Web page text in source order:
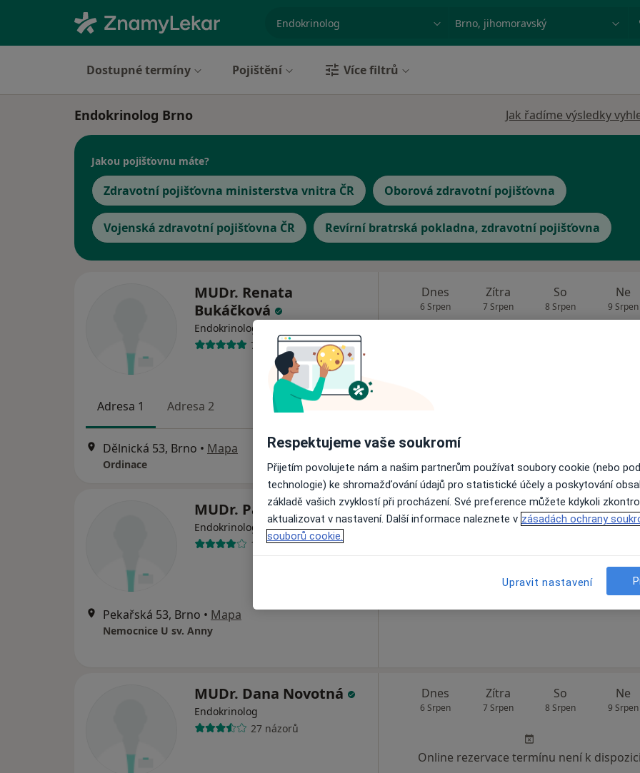
Město nebo region
Dostupné termíny Pojištění Více filtrů
Endokrinolog Brno Jak řadíme výsledky
Jakou pojišťovnu máte?
Zdravotní pojišťovna ministerstva vnitra ČR Oborová zdravotní pojišťovna
Vojenská zdravotní pojišťovna ČR Revírní bratrská pokladna, zdravotní pojišťovna
MUDr. Renata
Bukáčková
Endokrinolog
7 názorů
Adresa 1 Adresa 2
Dělnická 53, Brno • Mapa
Ordinace
Dnes
6 Srpen
Zítra
7 Srpen
So
8 Srpen
Ne
9 Srpen
MUDr. Pavla Orbanová
Endokrinolog
10 názorů
Pekařská 53, Brno • Mapa
Nemocnice U sv. Anny
Dnes
6 Srpen
Zítra
7 Srpen
So
8 Srpen
Ne
9 Srpen
Online rezervace termínu není k
MUDr. Dana Novotná
Endokrinolog
27 názorů
Dnes
6 Srpen
Zítra
7 Srpen
So
8 Srpen
Ne
9 Srpen
Online rezervace termínu není k dispozici
Respektujeme vaše soukromí
Přijetím povolujete nám a našim partnerům používat soubory cookie (nebo
technologie) ke shromažďování údajů pro statistické účely a poskytování
základě vašich zvyklostí při procházení. Své preference můžete kdykoli
aktualizovat v nastavení. Další informace naleznete v zásadách ochrany
souborů cookie.
Upravit nastavení